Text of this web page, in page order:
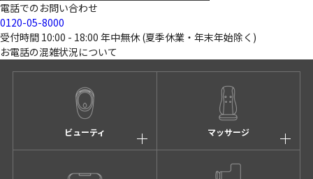
電話でのお問い合わせ
0120-05-8000
受付時間 10:00 - 18:00 年中無休 (夏季休業・年末年始除く)
お電話の混雑状況について
ビューティ マッサージ